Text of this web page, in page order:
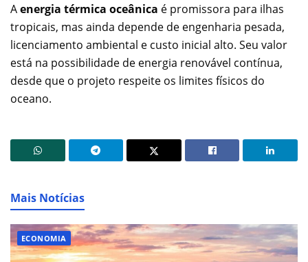
Aenergia térmica oceânica é promissora para ilhas
tropicais, mas ainda depende de engenharia pesada,
licenciamento ambiental e custo inicial alto. Seu valor
está na possibilidade de energia renovável contínua,
desde que o projeto respeite os limites físicos do
oceano.
Mais Notícias
ECONOMIA